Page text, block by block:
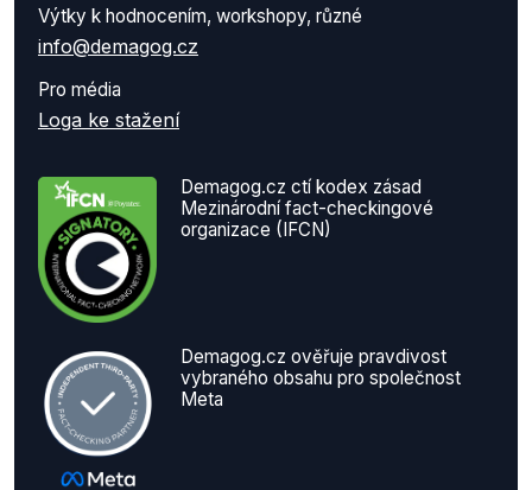
Výtky k hodnocením, workshopy, různé
info@demagog.cz
Pro média
Loga ke stažení
Demagog.cz ctí kodex zásad
Mezinárodní fact-checkingové
organizace (IFCN)
Demagog.cz ověřuje pravdivost
vybraného obsahu pro společnost
Meta